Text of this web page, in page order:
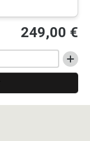
249,00 €